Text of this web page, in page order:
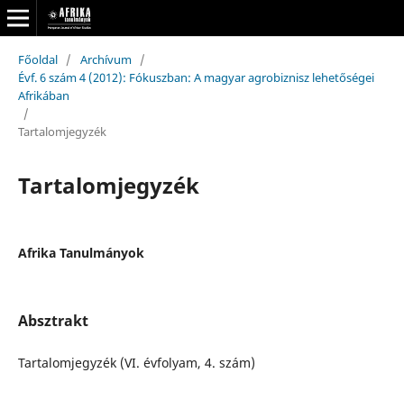
Főoldal / Archívum /
Évf. 6 szám 4 (2012): Fókuszban: A magyar agrobiznisz lehetőségei
Afrikában
/
Tartalomjegyzék
Tartalomjegyzék
Afrika Tanulmányok
Absztrakt
Tartalomjegyzék (VI. évfolyam, 4. szám)